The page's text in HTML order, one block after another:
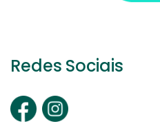
Redes Sociais